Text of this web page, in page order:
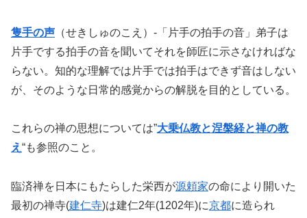
隻手の声 （せきしゅのこえ）-「片手の拍手の音」弟子は
片手でする拍手の音を聞いてそれを師匠に示さなければな
らない。知的な理解では片手では拍手はできず音はしない
が、そのような日常的感覚からの解脱を目的としている。
これらの禅の思想については”大乗仏教と涅槃経と禅の教
え “も参照のこと。
臨済禅を日本にもたらした栄西が源頼家の命により開いた
最初の禅寺(建仁寺)は建仁2年(1202年)に京都に造られ